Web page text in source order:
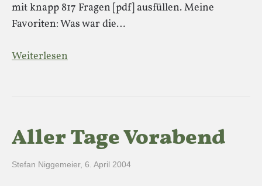
mit knapp 817 Fragen [pdf] ausfüllen. Meine
Favoriten: Was war die…
Weiterlesen
Aller Tage Vorabend
Stefan Niggemeier, 6. April 2004